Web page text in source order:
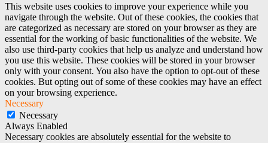
This website uses cookies to improve your experience while you
navigate through the website. Out of these cookies, the cookies that
are categorized as necessary are stored on your browser as they are
essential for the working of basic functionalities of the website. We
also use third-party cookies that help us analyze and understand how
you use this website. These cookies will be stored in your browser
only with your consent. You also have the option to opt-out of these
cookies. But opting out of some of these cookies may have an effect
on your browsing experience.
Necessary
Necessary
Always Enabled
Necessary cookies are absolutely essential for the website to